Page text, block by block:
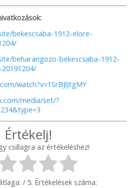
bekescsaba-1912-elore-
beharangozo-bekescsaba-1912-
watch?v=1SrBJlJtgMY
media/set/?
Értékelj!
csillagra az értékeléshez!
/ 5. Értékelések száma: